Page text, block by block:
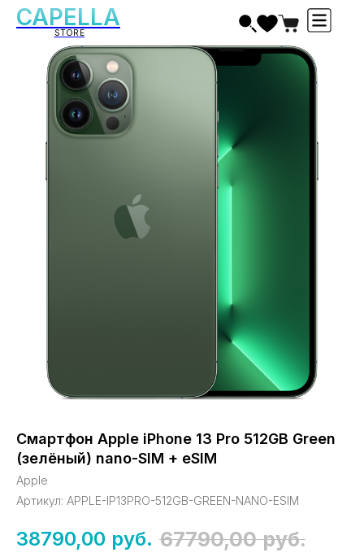
CAPELLA
STORE
Смартфон Apple iPhone 13 Pro 512GB Green
(зелёный) nano-SIM + eSIM
Apple
Артикул: APPLE-IP13PRO-512GB-GREEN-NANO-ESIM
38790,00 руб. 67790,00 руб.